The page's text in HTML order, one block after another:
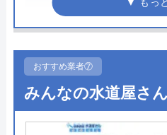
事務所の方、皆さん感
して下さいました。
も応えて下さり、感
も、最初言っていたよ
えて短くなるように調
がたかったです。こち
にも親切に応えて頂き
Googleク
※10,000
●駆けつけ時間
●受付時間
●定休日 年中無休
●出張見積もり 出張見積
おすすめ業者⑦
みんなの水道屋さん